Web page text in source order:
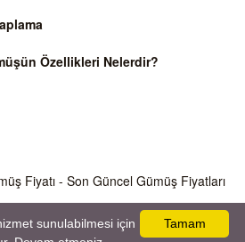
Özellikleri Nelerdir?
Fiyatı - Son Güncel Gümüş Fiyatları
Dünya piyasalarında işlem gören ve anlık değişen
Tamam
sunulabilmesi için